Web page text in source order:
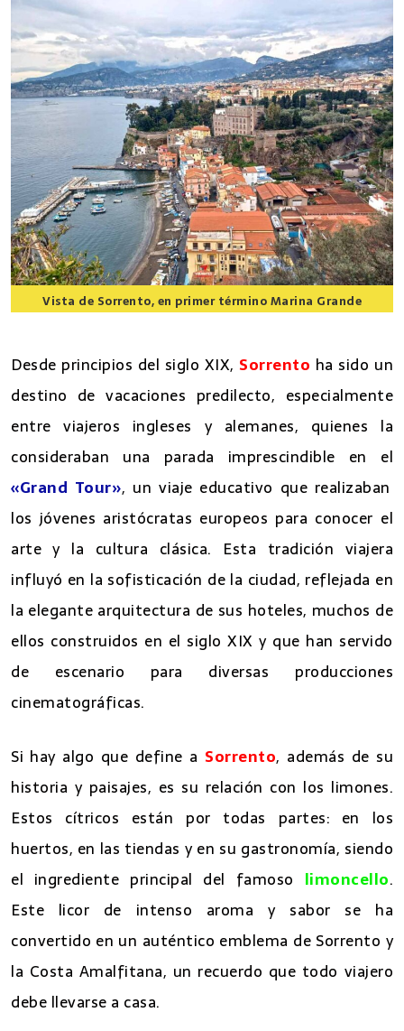
Vista de Sorrento, en primer término Marina Grande
Desde principios del siglo XIX, Sorrento ha sido un
destino de vacaciones predilecto, especialmente
entre viajeros ingleses y alemanes, quienes la
consideraban una parada imprescindible en el
«Grand Tour», un viaje educativo que realizaban
los jóvenes aristócratas europeos para conocer el
arte y la cultura clásica. Esta tradición viajera
influyó en la sofisticación de la ciudad, reflejada en
la elegante arquitectura de sus hoteles, muchos de
ellos construidos en el siglo XIX y que han servido
de escenario para diversas producciones
cinematográficas.
Si hay algo que define a Sorrento, además de su
historia y paisajes, es su relación con los limones.
Estos cítricos están por todas partes: en los
huertos, en las tiendas y en su gastronomía, siendo
el ingrediente principal del famoso limoncello.
Este licor de intenso aroma y sabor se ha
convertido en un auténtico emblema de Sorrento y
la Costa Amalfitana, un recuerdo que todo viajero
debe llevarse a casa.